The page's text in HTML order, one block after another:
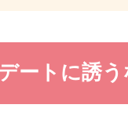
彼氏の浮気
ートに誘